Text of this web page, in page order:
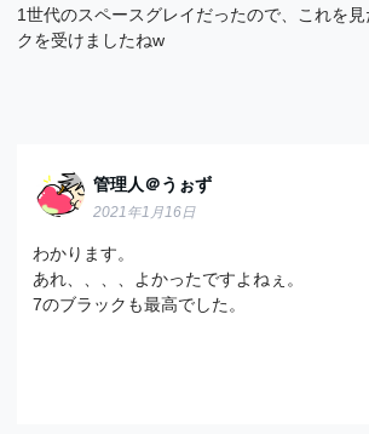
1世代のスペースグレイだったので、これを
クを受けましたねw
管理人＠うぉず
2021年1月16日
わかります。
あれ、、、、よかったですよねぇ。
7のブラックも最高でした。